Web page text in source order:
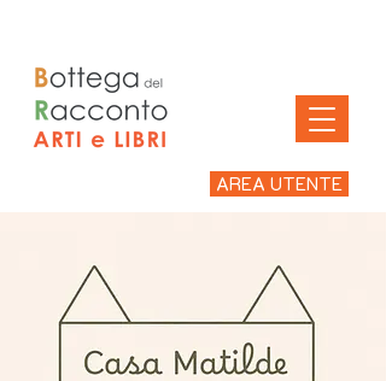
AREA UTENTE